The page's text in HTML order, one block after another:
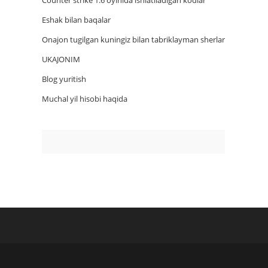
Eshak bilan baqalar
Onajon tugilgan kuningiz bilan tabriklayman sherlar
UKAJONIM
Blog yuritish
Muchal yil hisobi haqida